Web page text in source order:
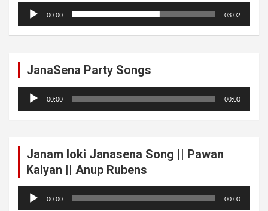
Audio
Player
00:00 03:02
JanaSena Party Songs
Audio
Player
00:00 00:00
Janam loki Janasena Song || Pawan
Kalyan || Anup Rubens
Audio
Player
00:00 00:00